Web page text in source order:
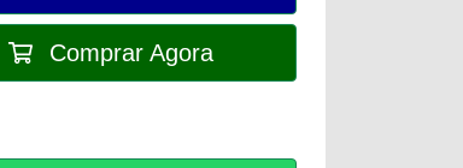
Comprar Agora